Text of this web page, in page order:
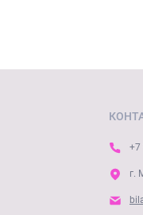
+7
г.